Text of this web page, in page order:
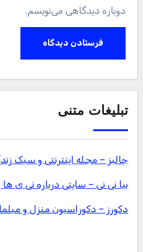
دوباره دیدگاهی می‌نویسم.
تبلیغات متنی
جالبز – مجله اینترنتی و سبک
بیا نی نی – سایتی درباره نی ی
دکورز – دکوراسیون منزل و